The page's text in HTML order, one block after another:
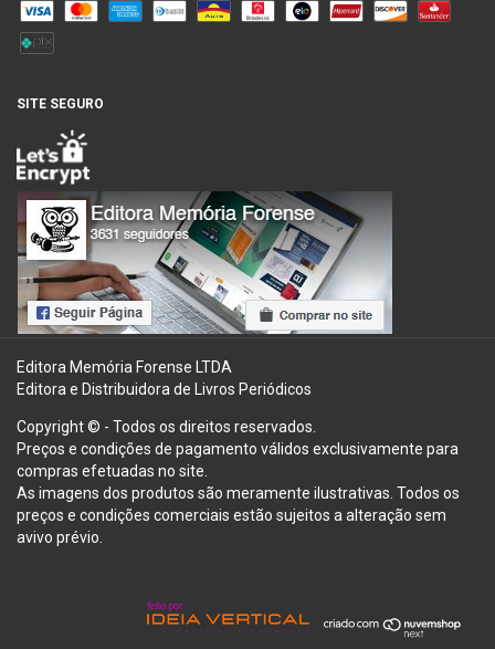
SITE SEGURO
Editora Memória Forense LTDA
Editora e Distribuidora de Livros Periódicos
Copyright © - Todos os direitos reservados.
Preços e condições de pagamento válidos exclusivamente para
compras efetuadas no site.
As imagens dos produtos são meramente ilustrativas. Todos os
preços e condições comerciais estão sujeitos a alteração sem
avivo prévio.